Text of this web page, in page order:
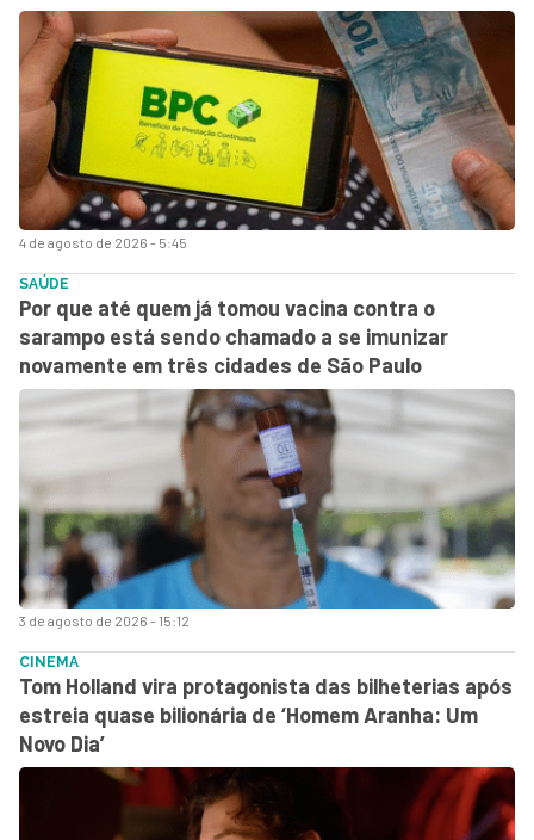
4 de agosto de 2026 - 5:45
3 de agosto de 2026 - 15:12
SAÚDE
Por que até quem já tomou vacina contra o
sarampo está sendo chamado a se imunizar
novamente em três cidades de São Paulo
CINEMA
Tom Holland vira protagonista das bilheterias após
estreia quase bilionária de ‘Homem Aranha: Um
Novo Dia’